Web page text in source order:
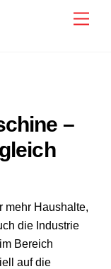
–
mehr Haushalte,
die Industrie
Bereich
auf die